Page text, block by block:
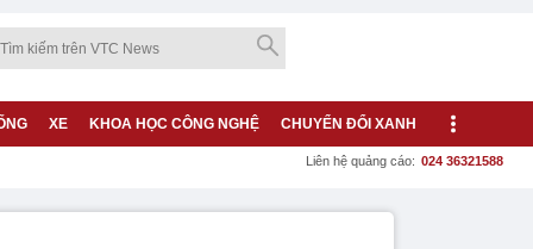
XE KHOA HỌC CÔNG NGHỆ CHUYỂN ĐỔI XANH
Liên hệ quảng cáo: 024 36321588